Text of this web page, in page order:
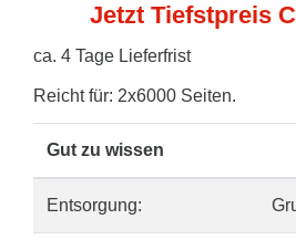
Jetzt Tiefstpreis
ca. 4 Tage Lieferfrist
Reicht für: 2x6000 Seiten.
Gut zu wissen
Entsorgung: